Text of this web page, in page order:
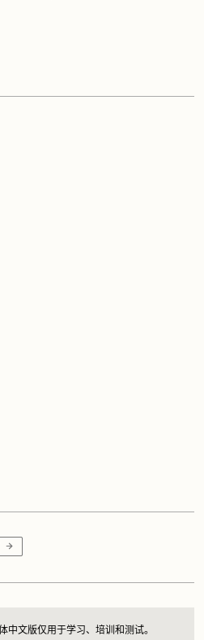
中文版仅用于学习、培训和测试。